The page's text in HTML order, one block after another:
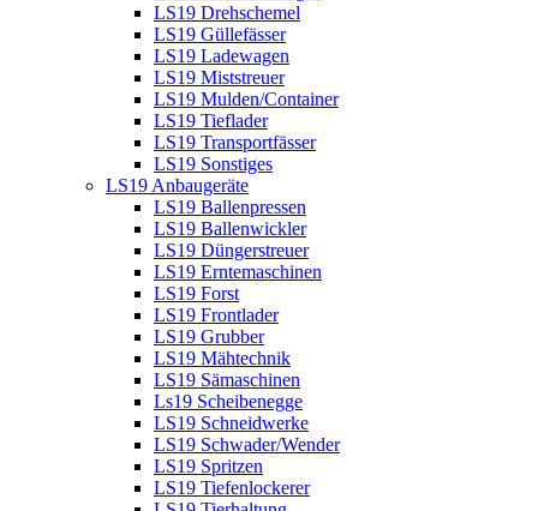
LS19 Drehschemel
LS19 Güllefässer
LS19 Ladewagen
LS19 Miststreuer
LS19 Mulden/Container
LS19 Tieflader
LS19 Transportfässer
LS19 Sonstiges
LS19 Anbaugeräte
LS19 Ballenpressen
LS19 Ballenwickler
LS19 Düngerstreuer
LS19 Erntemaschinen
LS19 Forst
LS19 Frontlader
LS19 Grubber
LS19 Mähtechnik
LS19 Sämaschinen
Ls19 Scheibenegge
LS19 Schneidwerke
LS19 Schwader/Wender
LS19 Spritzen
LS19 Tiefenlockerer